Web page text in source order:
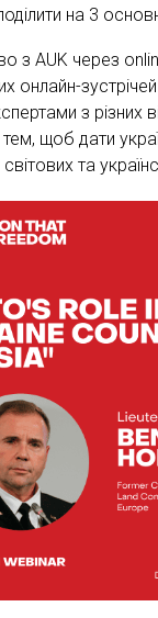
на 3
з AUK через
онлайн-
з різних
тем, щоб дати
та